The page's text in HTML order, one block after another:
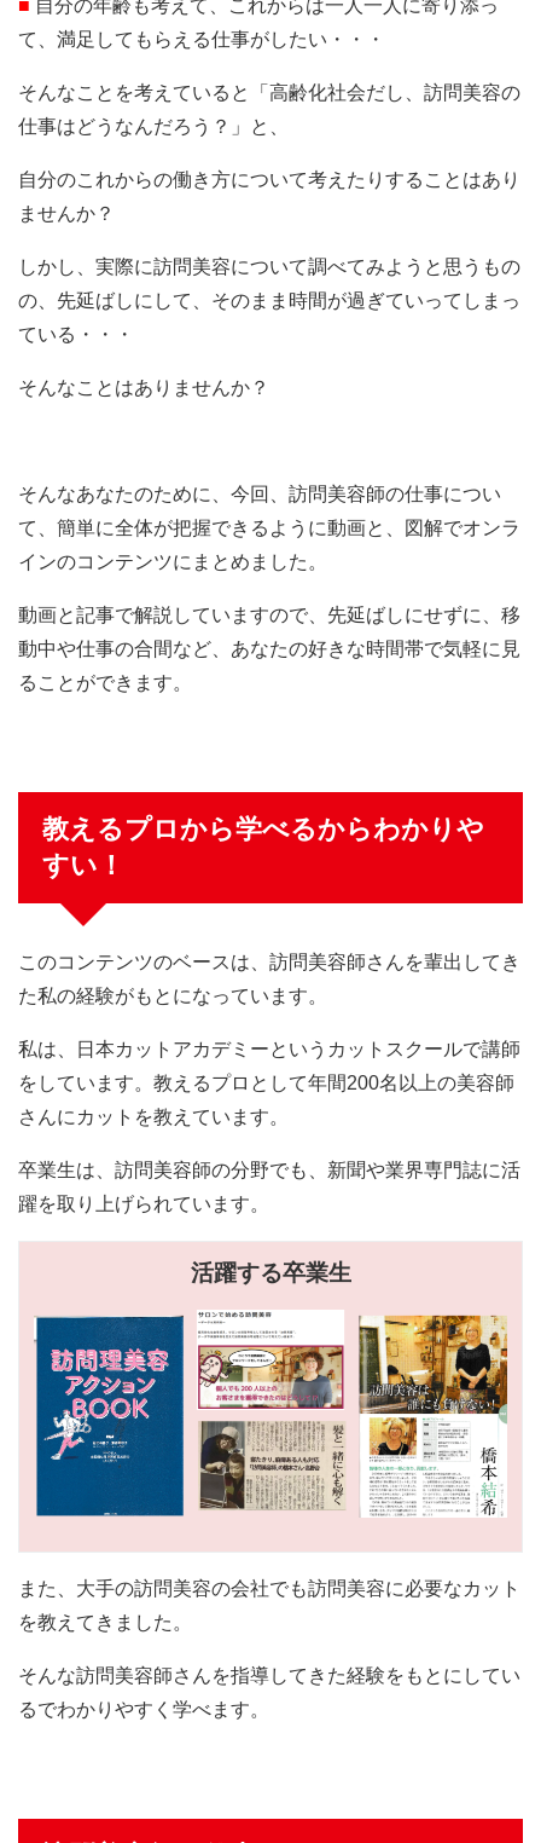
■ 自分の年齢も考えて、これからは一人一人に寄り添っ
て、満足してもらえる仕事がしたい・・・
そんなことを考えていると「高齢化社会だし、訪問美容の
仕事はどうなんだろう？」と、
自分のこれからの働き方について考えたりすることはあり
ませんか？
しかし、実際に訪問美容について調べてみようと思うもの
の、先延ばしにして、そのまま時間が過ぎていってしまっ
ている・・・
そんなことはありませんか？
そんなあなたのために、今回、訪問美容師の仕事につい
て、簡単に全体が把握できるように動画と、図解でオンラ
インのコンテンツにまとめました。
動画と記事で解説していますので、先延ばしにせずに、移
動中や仕事の合間など、あなたの好きな時間帯で気軽に見
ることができます。
教えるプロから学べるからわかりや
すい！
このコンテンツのベースは、訪問美容師さんを輩出してき
た私の経験がもとになっています。
私は、日本カットアカデミーというカットスクールで講師
をしています。教えるプロとして年間200名以上の美容師
さんにカットを教えています。
卒業生は、訪問美容師の分野でも、新聞や業界専門誌に活
躍を取り上げられています。
活躍する卒業生
また、大手の訪問美容の会社でも訪問美容に必要なカット
を教えてきました。
そんな訪問美容師さんを指導してきた経験をもとにしてい
るでわかりやすく学べます。